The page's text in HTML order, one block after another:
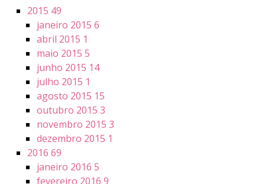
2015 49
janeiro 2015 6
abril 2015 1
maio 2015 5
junho 2015 14
julho 2015 1
agosto 2015 15
outubro 2015 3
novembro 2015 3
dezembro 2015 1
2016 69
janeiro 2016 5
fevereiro 2016 9